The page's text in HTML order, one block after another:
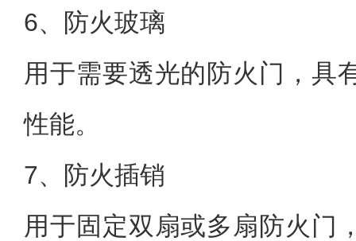
6、防火玻璃
用于需要透光的防火门，具
性能。
7、防火插销
用于固定双扇或多扇防火门